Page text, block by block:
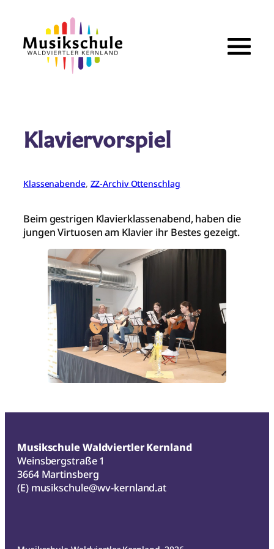
springen
Klaviervorspiel
Klassenabende, ZZ-Archiv Ottenschlag
Beim gestrigen Klavierklassenabend, haben die
jungen Virtuosen am Klavier ihr Bestes gezeigt.
Musikschule Waldviertler Kernland
Weinsbergstraße 1
3664 Martinsberg
(E) musikschule@wv-kernland.at